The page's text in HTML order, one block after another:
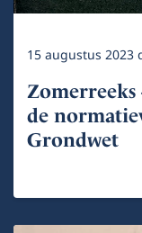
15 augustus 2023
Zomerreeks
de
Grondwet